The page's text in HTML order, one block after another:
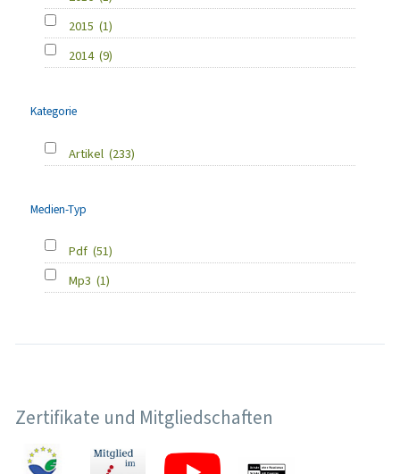
2015 (1)
2014 (9)
Kategorie
Artikel (233)
Medien-Typ
Pdf (51)
Mp3 (1)
Zertifikate und Mitgliedschaften